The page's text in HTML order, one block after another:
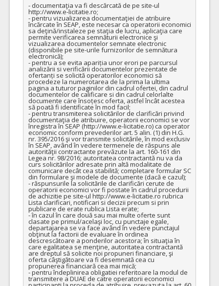
- documentaţia va fi descărcată de pe site-ul
http://www.e-licitatie.ro;
- pentru vizualizarea documentaţiei de atribuire
încărcate în SEAP, este necesar ca operatorii economici
sa deţină/instaleze pe staţia de lucru, aplicaţia care
permite verificarea semnăturii electronice şi
vizualizarea documentelor semnate electronic
(disponibile pe site-urile furnizorilor de semnătura
electronică);
- pentru a se evita apariția unor erori pe parcursul
analizării si verificării documentelor prezentate de
ofertanți se solicită operatorilor economici să
procedeze la numerotarea de la prima la ultima
pagina a tuturor paginilor din cadrul ofertei, din cadrul
documentelor de calificare si din cadrul celorlalte
documente care însoțesc oferta, astfel încât acestea
să poată fi identificate în mod facil;
- pentru transmiterea solicitărilor de clarificări privind
documentaţia de atribuire, operatorii economici se vor
înregistra în SEAP (http://www.e-licitatie.ro) ca operator
economic conform prevederilor art. 5 alin. (1) din H.G.
nr. 395/2016 şi vor transmite solicitările, în mod exclusiv
în SEAP, având în vedere termenele de răspuns ale
autorităţii contractante prevăzute la art. 160-161 din
Legea nr. 98/2016; autoritatea contractantă nu va da
curs solicitărilor adresate prin altă modalitate de
comunicare decât cea stabilită; completare formular SC
din formulare şi modele de documente (dacă e cazul);
- răspunsurile la solicitările de clarificări cerute de
operatorii economici vor fi postate în cadrul procedurii
de achizitie pe site-ul http://www.e-licitatie.ro rubrica
Lista clarificari, notificari si decizii precum si prin
publicare de erate rublica Lista erate;
- în cazul în care două sau mai multe oferte sunt
clasate pe primul/acelaşi loc, cu punctaje egale,
departajarea se va face având în vedere punctajul
obţinut la factorii de evaluare în ordinea
descrescătoare a ponderilor acestora; în situaţia în
care egalitatea se menţine, autoritatea contractantă
are dreptul să solicite noi propuneri financiare, şi
oferta câştigătoare va fi desemnată cea cu
propunerea financiară cea mai mică;
- pentru îndeplinirea obligatiei referitoare la modul de
transmitere a DUAE de catre operatorii economici